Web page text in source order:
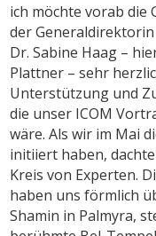
ich möchte vorab die
der
Dr. Sabine Haag –
Plattner – sehr
Unterstützung und
die unser ICOM
wäre. Als wir im Mai
initiiert haben,
Kreis von Experten.
haben uns förmlich
Shamin in Palmyra,